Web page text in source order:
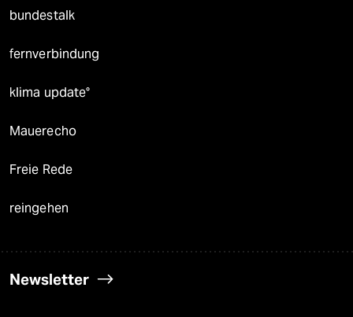
bundestalk
fernverbindung
klima update°
Mauerecho
Freie Rede
reingehen
Newsletter